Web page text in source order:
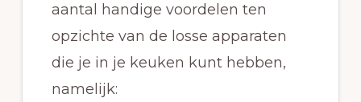
aantal handige voordelen ten
opzichte van de losse apparaten
die je in je keuken kunt hebben,
namelijk: